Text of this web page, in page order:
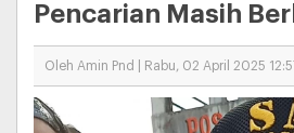
Pencarian Masih
Oleh Amin Pnd | Rabu, 02 April 2025